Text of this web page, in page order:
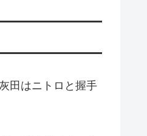
田はニトロと握手